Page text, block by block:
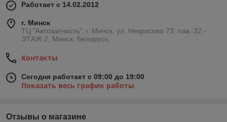
Работает с 14.02.2012
г. Минск
ТЦ "Автозапчасть", г. Минск, ул. Некрасова 73, пав. 32 -
ЭТАЖ 2, Минск, Беларусь
Контакты
Сегодня работает с 09:00 до 19:00
Показать весь график работы
Отзывы о магазине